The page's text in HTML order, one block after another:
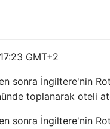
GMT+2
sonra İngiltere'nin
toplanarak oteli
sonra İngiltere'nin